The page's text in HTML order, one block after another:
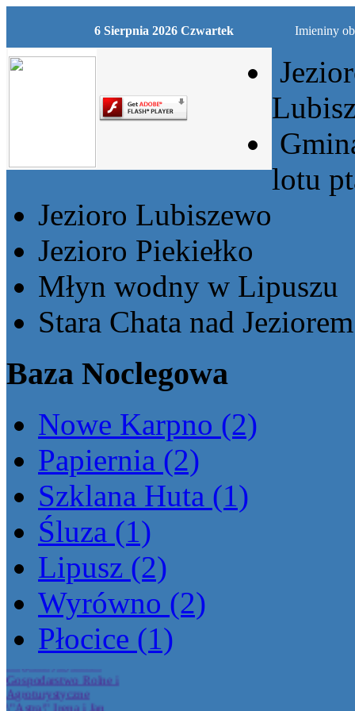
6 Sierpnia 2026 Czwartek Imieniny
lotu
Jezioro Lubiszewo
Jezioro Piekiełko
Młyn wodny w Lipuszu
Stara Chata nad
Baza Noclegowa
Nowe Karpno (2)
Papiernia (2)
Szklana Huta (1)
Śluza (1)
Lipusz (2)
Wyrówno (2)
Płocice (1)
Siedlisko Malwy Kasia
Michalczewska
Gospodarstwo
Agroturystyczne
\"Kaizerówka\" Joanna
Knopik
Gospodarstwo Rolne i
Agroturystyczne